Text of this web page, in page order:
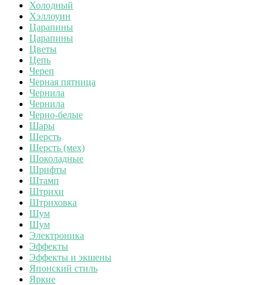
Холодный
Хэллоуин
Царапины
Царапины
Цветы
Цепь
Череп
Черная пятница
Чернила
Чернила
Черно-белые
Шары
Шерсть
Шерсть (мех)
Шоколадные
Шрифты
Штамп
Штрихи
Штриховка
Шум
Шум
Электроника
Эффекты
Эффекты и экшены
Японский стиль
Яркие